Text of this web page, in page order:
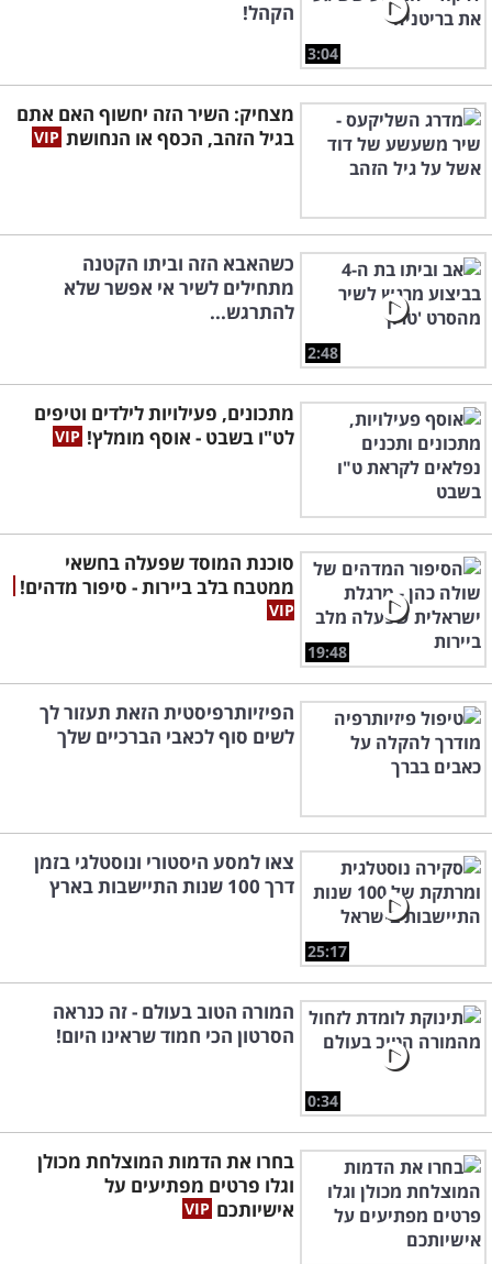
3:04
הקהל!
מצחיק: השיר הזה יחשוף האם אתם
בגיל הזהב, הכסף או הנחושת
2:48
כשהאבא הזה וביתו הקטנה
מתחילים לשיר אי אפשר שלא
להתרגש...
מתכונים, פעילויות לילדים וטיפים
לט"ו בשבט - אוסף מומלץ!
19:48
סוכנת המוסד שפעלה בחשאי
ממטבח בלב ביירות - סיפור מדהים!
הפיזיותרפיסטית הזאת תעזור לך
לשים סוף לכאבי הברכיים שלך
25:17
צאו למסע היסטורי ונוסטלגי בזמן
דרך 100 שנות התיישבות בארץ
0:34
המורה הטוב בעולם - זה כנראה
הסרטון הכי חמוד שראינו היום!
בחרו את הדמות המוצלחת מכולן
וגלו פרטים מפתיעים על
אישיותכם